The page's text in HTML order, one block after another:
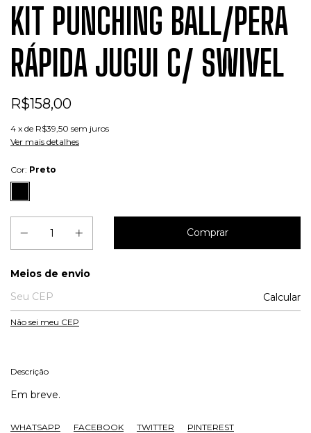
KIT PUNCHING BALL/PERA
RÁPIDA JUGUI C/ SWIVEL
R$158,00
4 x de R$39,50 sem juros
Ver mais detalhes
Cor: Preto
Entregas para o CEP:
Meios de envio
Calcular
Não sei meu CEP
Descrição
Em breve.
WHATSAPP FACEBOOK TWITTER PINTEREST